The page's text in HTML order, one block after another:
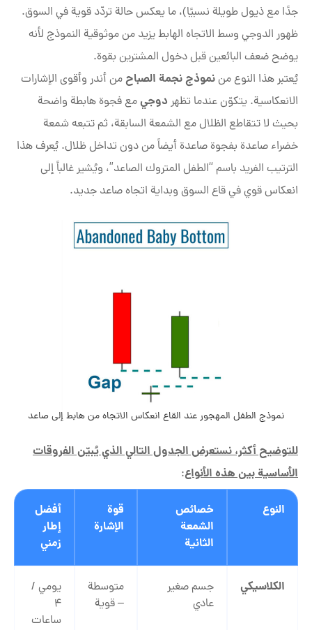
جدًا مع ذيول طويلة نسبيًا)، ما يعكس حالة تردّد قوية في السوق.
ظهور الدوجي وسط الاتجاه الهابط يزيد من موثوقية النموذج لأنه
يوضح ضعف البائعين قبل دخول المشترين بقوة.
يُعتبر هذا النوع مننموذج نجمة الصباحمن أندر وأقوى الإشارات
الانعكاسية. يتكوّن عندما تظهر دوجي مع فجوة هابطة واضحة
بحيث لا تتقاطع الظلال مع الشمعة السابقة، ثم تتبعه شمعة
خضراء صاعدة بفجوة صاعدة أيضاً من دون تداخل ظلال. يُعرف هذا
الترتيب الفريد باسم “الطفل المتروك الصاعد”، ويُشير غالباً إلى
انعكاس قوي في قاع السوق وبداية اتجاه صاعد جديد.
نموذج الطفل المهجور عند القاع انعكاس الاتجاه من هابط إلى صاعد
للتوضيح أكثر، نستعرض الجدول التالي الذي يُبيّن الفروقات
الأساسية بين هذه الأنواع:
النوع
خصائص
الشمعة
الثانية
قوة
الإشارة
أفضل
إطار
زمني
الكلاسيكي
جسم صغير
عادي
متوسطة
– قوية
يومي /
4
ساعات